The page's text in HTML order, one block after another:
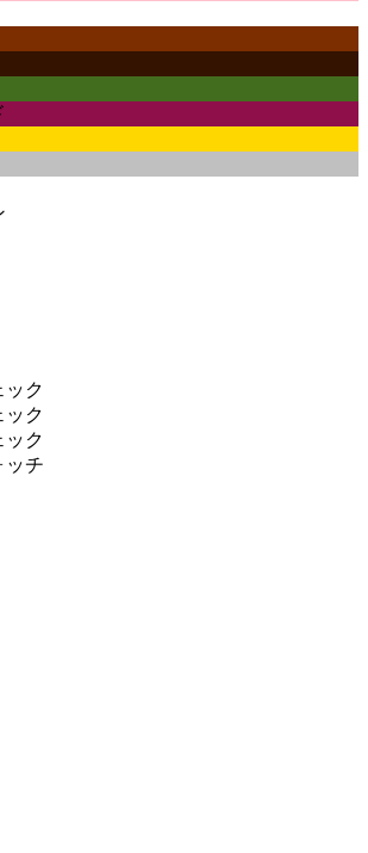
ック
ック
ック
ッチ